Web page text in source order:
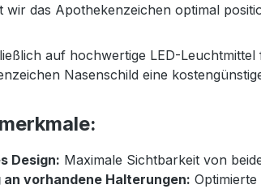
wir das Apothekenzeichen optimal
auf hochwertige LED-
Nasenschild eine
Design: Maximale Sichtbarkeit von
an vorhandene Halterungen: